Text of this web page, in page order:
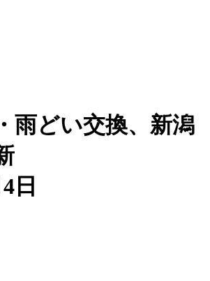
雨どい交換、新潟
日